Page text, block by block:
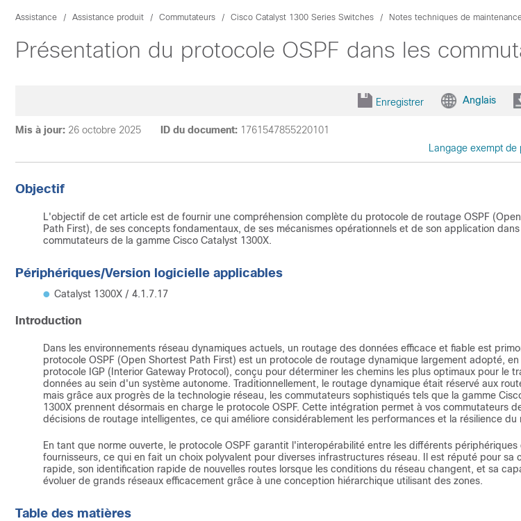
Assistance Assistance produit Commutateurs Cisco Catalyst 1300 Series Switches Notes techniques de
Présentation du protocole OSPF dans les
Enregistrer Anglais
Mis à jour: 26 octobre 2025 ID du document: 1761547855220101
Langage exempt
Objectif
L'objectif de cet article est de fournir une compréhension complète du protocole de routage OSPF
Path First), de ses concepts fondamentaux, de ses mécanismes opérationnels et de son application dans
commutateurs de la gamme Cisco Catalyst 1300X.
Périphériques/Version logicielle applicables
Catalyst 1300X / 4.1.7.17
Introduction
Dans les environnements réseau dynamiques actuels, un routage des données efficace et fiable est
protocole OSPF (Open Shortest Path First) est un protocole de routage dynamique largement adopté,
protocole IGP (Interior Gateway Protocol), conçu pour déterminer les chemins les plus optimaux pour le
données au sein d'un système autonome. Traditionnellement, le routage dynamique était réservé aux
mais grâce aux progrès de la technologie réseau, les commutateurs sophistiqués tels que la gamme
1300X prennent désormais en charge le protocole OSPF. Cette intégration permet à vos commutateurs
décisions de routage intelligentes, ce qui améliore considérablement les performances et la résilience du
En tant que norme ouverte, le protocole OSPF garantit l'interopérabilité entre les différents périphériques
fournisseurs, ce qui en fait un choix polyvalent pour diverses infrastructures réseau. Il est réputé pour sa
rapide, son identification rapide de nouvelles routes lorsque les conditions du réseau changent, et sa
évoluer de grands réseaux efficacement grâce à une conception hiérarchique utilisant des zones.
Table des matières